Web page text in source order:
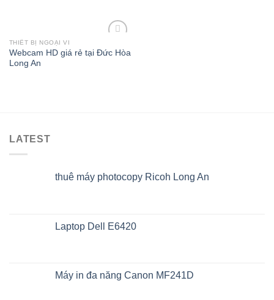
Add to
Wishlist
THIẾT BỊ NGOẠI VI
Webcam HD giá rẻ tại Đức Hòa
Long An
LATEST
thuê máy photocopy Ricoh Long An
Laptop Dell E6420
Máy in đa năng Canon MF241D